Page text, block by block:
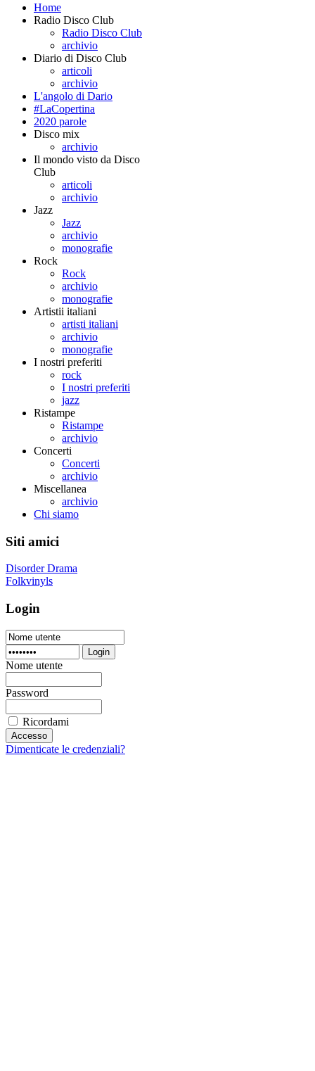
Home
Radio Disco Club
Radio Disco Club
archivio
Diario di Disco Club
articoli
archivio
L'angolo di Dario
#LaCopertina
2020 parole
Disco mix
archivio
Il mondo visto da Disco
Club
articoli
archivio
Jazz
Jazz
archivio
monografie
Rock
Rock
archivio
monografie
Artistii italiani
artisti italiani
archivio
monografie
I nostri preferiti
rock
I nostri preferiti
jazz
Ristampe
Ristampe
archivio
Concerti
Concerti
archivio
Miscellanea
archivio
Chi siamo
Siti amici
Disorder Drama
Folkvinyls
Login
Login
Nome utente
Password
Ricordami
Dimenticate le credenziali?